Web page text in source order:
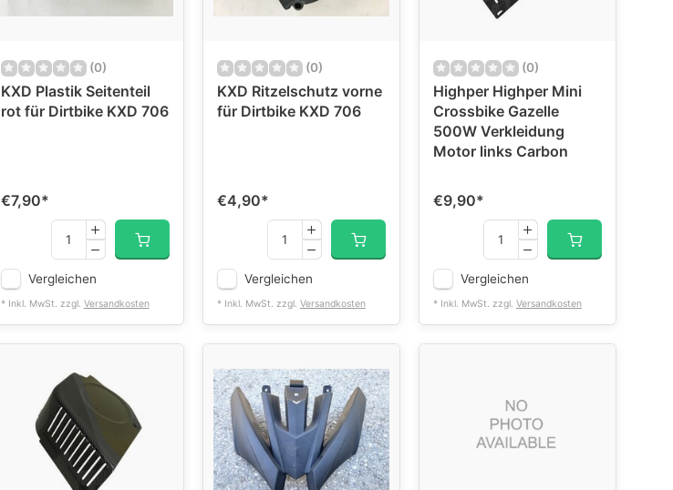
(0)
KXD Plastik Seitenteil
rot für Dirtbike KXD 706
€7,90*
Vergleichen
* Inkl. MwSt. zzgl. Versandkosten
(0)
KXD Ritzelschutz vorne
für Dirtbike KXD 706
€4,90*
Vergleichen
* Inkl. MwSt. zzgl. Versandkosten
(0)
Highper Highper Mini
Crossbike Gazelle
500W Verkleidung
Motor links Carbon
€9,90*
Vergleichen
* Inkl. MwSt. zzgl. Versandkosten